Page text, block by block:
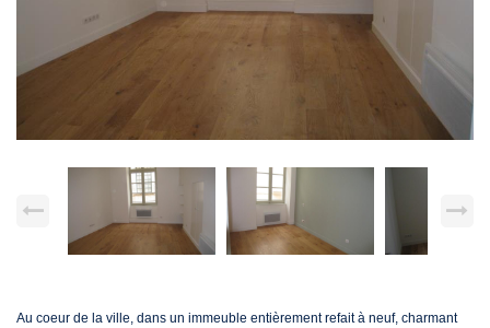
Au coeur de la ville, dans un immeuble entièrement refait à neuf, charmant